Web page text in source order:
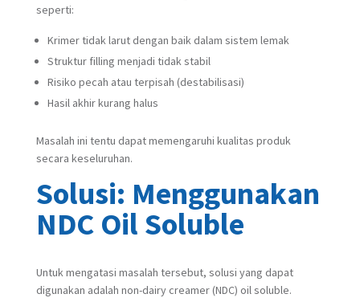
seperti:
Krimer tidak larut dengan baik dalam sistem lemak
Struktur filling menjadi tidak stabil
Risiko pecah atau terpisah (destabilisasi)
Hasil akhir kurang halus
Masalah ini tentu dapat memengaruhi kualitas produk
secara keseluruhan.
Solusi: Menggunakan
NDC Oil Soluble
Untuk mengatasi masalah tersebut, solusi yang dapat
digunakan adalah non-dairy creamer (NDC) oil soluble.